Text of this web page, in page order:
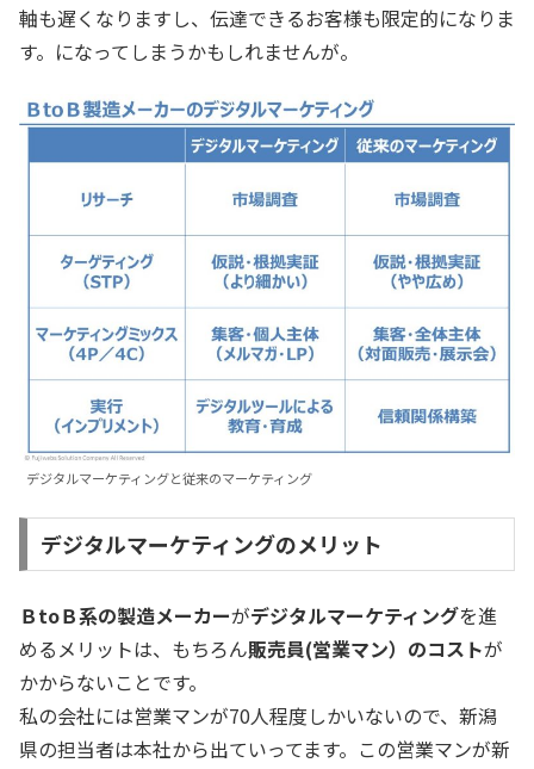
軸も遅くなりますし、伝達できるお客様も限定的になりま
す。になってしまうかもしれませんが。
デジタルマーケティングと従来のマーケティング
デジタルマーケティングのメリット
ＢtoＢ系の製造メーカーがデジタルマーケティングを進
めるメリットは、もちろん販売員(営業マン）のコストが
かからないことです。
私の会社には営業マンが70人程度しかいないので、新潟
県の担当者は本社から出ていってます。この営業マンが新